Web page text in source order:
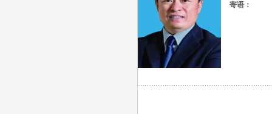
寄语：